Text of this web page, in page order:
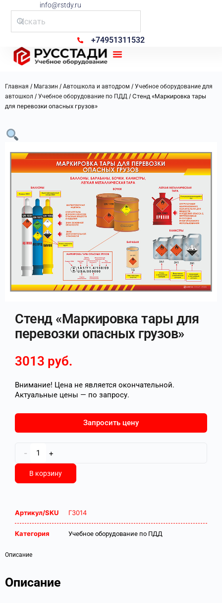
info@rstdy.ru
+74951311532
Главная / Магазин / Автошкола и автодром / Учебное оборудование для
автошкол / Учебное оборудование по ПДД / Стенд «Маркировка тары
для перевозки опасных грузов»
Стенд «Маркировка тары для
перевозки опасных грузов»
3013 руб.
Внимание! Цена не является окончательной.
Актуальные цены — по запросу.
Запросить цену
- +
В корзину
Артикул/SKU Г3014
Категория Учебное оборудование по ПДД
Описание
Описание